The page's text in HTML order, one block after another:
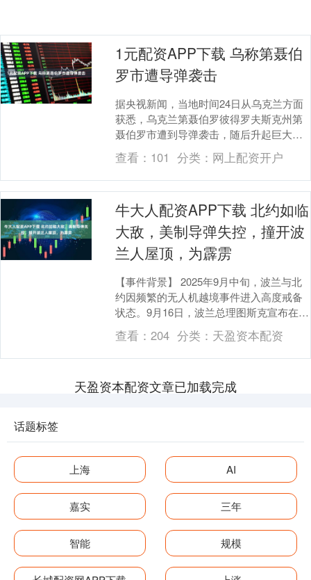
1元配资APP下载 乌称第聂伯
罗市遭导弹袭击
据央视新闻，当地时间24日从乌克兰方面
获悉，乌克兰第聂伯罗彼得罗夫斯克州第
聂伯罗市遭到导弹袭击，随后升起巨大的
烟柱。据监测机构等消息，至少有4枚“伊
斯坎德尔-M....
查看： 101 分类： 网上配资开户
牛大人配资APP下载 北约如临
大敌，美制导弹失控，撞开波
兰人屋顶，为霹雳
【事件背景】 2025年9月中旬，波兰与北
约因频繁的无人机越境事件进入高度戒备
状态。9月16日，波兰总理图斯克宣布在华
沙政府区拦截一架可疑无人机，并逮捕两
名白俄....
查看：204 分类： 天盈资本配资
天盈资本配资文章已加载完成
话题标签
上海 AI
嘉实 三年
智能 规模